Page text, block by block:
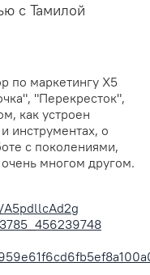
с Тамилой
по маркетингу X5
"Перекресток",
как устроен
инструментах, о
с поколениями,
очень многом другом.